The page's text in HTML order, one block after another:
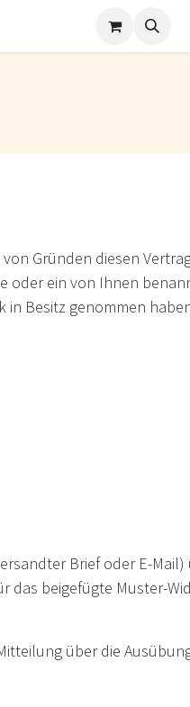
Gründen diesen
oder ein von Ihnen
Besitz genommen
Brief oder E-
das beigefügte Muster-
über die